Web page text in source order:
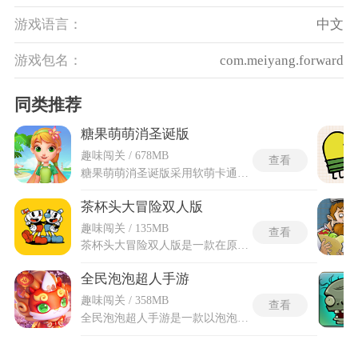
游戏语言： 中文
游戏包名： com.meiyang.forward
同类推荐
糖果萌萌消圣诞版
趣味闯关 / 678MB
查看
茶杯头大冒险双人版
趣味闯关 / 135MB
茶杯头大冒险双人版是一款在原版基础上加入了联机模式的闯关玩法游戏，在保留原有韵味的基础上强化多人合作体验，让伙伴可一同踏上奇妙闯关旅程。故事汲取上世纪30年代动画灵感，以手绘水彩营造复古梦幻背景，并配以当时盛行的爵士乐旋律，唤起浓厚的怀旧情愫。玩家将操控个性鲜明的角色，穿越奇趣关卡直面各式怪诞对手，双人协作不仅提升闯关乐趣，也让战术配合与互助精神在童真画风中熠熠生辉，成就一场兼具艺术美感与欢乐回忆的冒险盛宴。
查看
全民泡泡超人手游
趣味闯关 / 358MB
查看